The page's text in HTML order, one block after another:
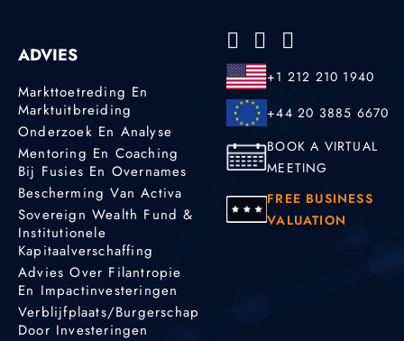
ADVIES
Markttoetreding En
Marktuitbreiding
Onderzoek En Analyse
Mentoring En Coaching
Bij Fusies En Overnames
Bescherming Van Activa
Sovereign Wealth Fund &
Institutionele
Kapitaalverschaffing
Advies Over Filantropie
En Impactinvesteringen
Verblijfplaats/burgerschap
Door Investeringen
+1 212 210 1940
+44 20 3885 6670
BOOK A VIRTUAL
MEETING
FREE BUSINESS
VALUATION